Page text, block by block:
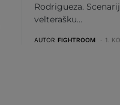
Rodrigueza.
velterašku…
AUTOR FIGHTROOM 1.